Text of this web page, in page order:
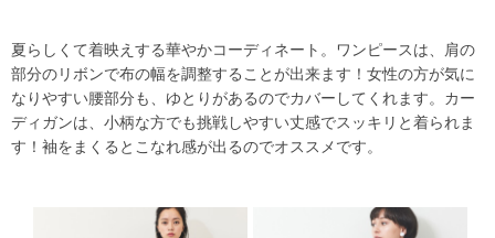
夏らしくて着映えする華やかコーディネート。ワンピースは、肩の
部分のリボンで布の幅を調整することが出来ます！女性の方が気に
なりやすい腰部分も、ゆとりがあるのでカバーしてくれます。カー
ディガンは、小柄な方でも挑戦しやすい丈感でスッキリと着られま
す！袖をまくるとこなれ感が出るのでオススメです。